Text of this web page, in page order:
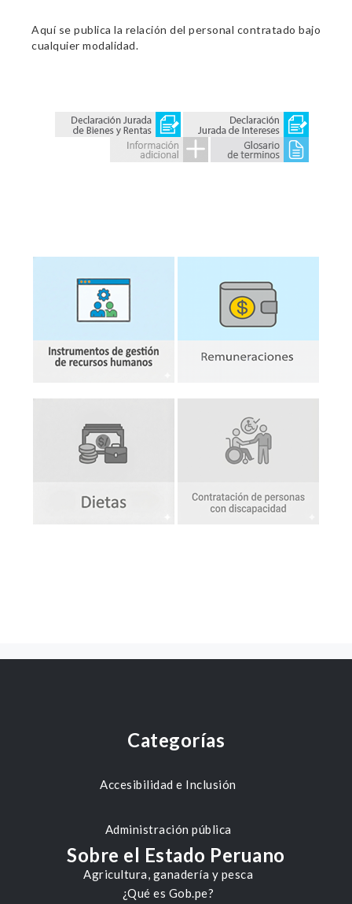
Aquí se publica la relación del personal contratado bajo
cualquier modalidad.
Categorías
Accesibilidad e Inclusión
Administración pública
Agricultura, ganadería y pesca
Sobre el Estado Peruano
¿Qué es Gob.pe?